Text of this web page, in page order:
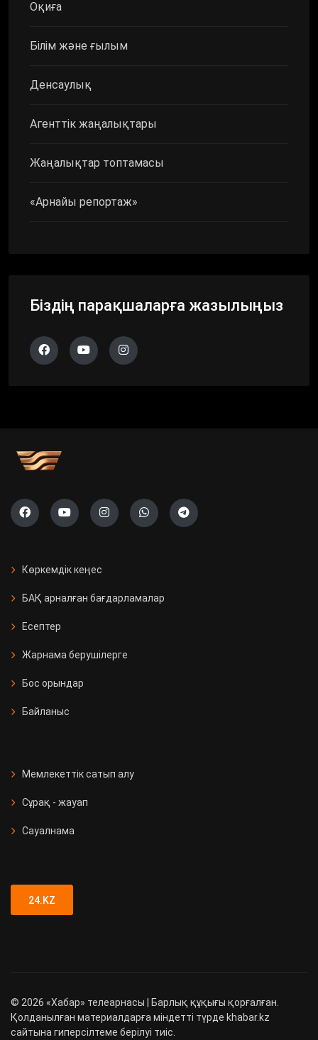
Оқиға
Білім және ғылым
Денсаулық
Агенттік жаңалықтары
Жаңалықтар топтамасы
«Арнайы репортаж»
Біздің парақшаларға жазылыңыз
Көркемдік кеңес
БАҚ арналған бағдарламалар
Есептер
Жарнама берушілерге
Бос орындар
Байланыс
Мемлекеттік сатып алу
Сұрақ - жауап
Сауалнама
24.KZ
© 2026 «Хабар» телеарнасы | Барлық құқығы қорғалған.
Қолданылған материалдарға міндетті түрде khabar.kz
сайтына гиперсілтеме берілуі тиіс.